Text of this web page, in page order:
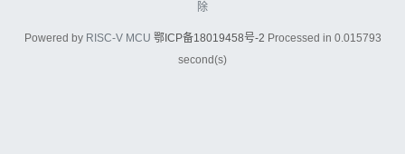
除
Powered by RISC-V MCU 鄂ICP备18019458号-2 Processed in 0.015793
second(s)